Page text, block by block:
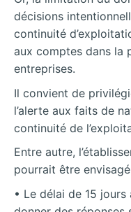
décisions
continuité
aux comptes dans la
entreprises.
Il convient de
l’alerte aux faits de
continuité de
Entre autre,
pourrait être
• Le délai de 15